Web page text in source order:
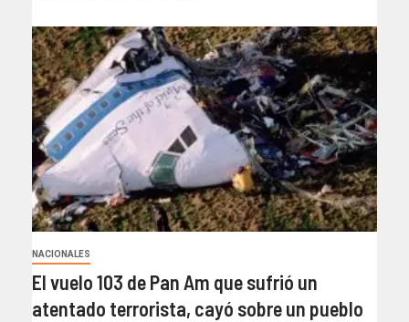
NACIONALES
El vuelo 103 de Pan Am que sufrió un
atentado terrorista, cayó sobre un pueblo